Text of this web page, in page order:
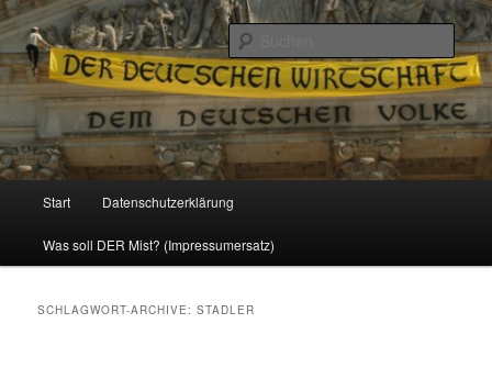
Reizzentrum
Politik, Wirtschaft, Soziales und Gesellschaft
Zum
Inhalt
Zum
sekundären
Start Datenschutzerklärung
Was soll DER Mist? (Impressumersatz)
SCHLAGWORT-ARCHIVE:STADLER